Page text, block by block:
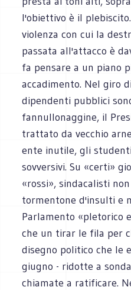
l'obiettivo è il
violenza con cui la
passata all'attacco è
fa pensare a un piano
accadimento. Nel giro
dipendenti pubblici
fannullonaggine, il
trattato da vecchio
ente inutile, gli
sovversivi. Su «certi»
«rossi», sindacalisti
tormentone d'insulti e
Parlamento «pletorico
che un tirar le fila per
disegno politico che le
giugno - ridotte a
chiamate a ratificare.